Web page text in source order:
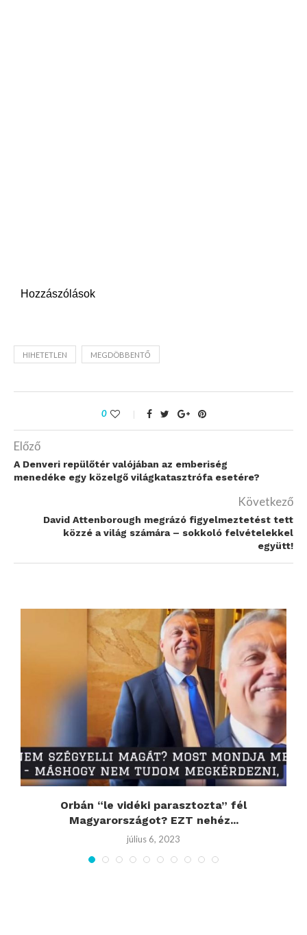
Hozzászólások
HIHETETLEN MEGDÖBBENTŐ
0
Előző
A Denveri repülőtér valójában az emberiség
menedéke egy közelgő világkatasztrófa esetére?
Következő
David Attenborough megrázó figyelmeztetést tett
közzé a világ számára – sokkoló felvételekkel
együtt!
Orbán “le vidéki parasztozta” fél
Magyarországot? EZT nehéz...
július 6, 2023